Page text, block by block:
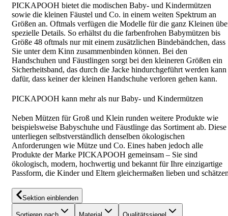
PICKAPOOH bietet die modischen Baby- und Kindermützen
sowie die kleinen Fäustel und Co. in einem weiten Spektrum an
Größen an. Oftmals verfügen die Modelle für die ganz Kleinen
spezielle Details. So erhältst du die farbenfrohen Babymützen bis
Größe 48 oftmals nur mit einem zusätzlichen Bindebändchen, dass
Sie unter dem Kinn zusammenbinden können. Bei den
Handschuhen und Fäustlingen sorgt bei den kleineren Größen ein
Sicherheitsband, das durch die Jacke hindurchgeführt werden kann
dafür, dass keiner der kleinen Handschuhe verloren gehen kann.
PICKAPOOH kann mehr als nur Baby- und Kindermützen
Neben Mützen für Groß und Klein runden weitere Produkte wie
beispielsweise Babyschuhe und Fäustlinge das Sortiment ab. Diese
unterliegen selbstverständlich denselben ökologischen
Anforderungen wie Mütze und Co. Eines haben jedoch alle
Produkte der Marke PICKAPOOH gemeinsam – Sie sind
ökologisch, modern, hochwertig und bekannt für Ihre einzigartige
Passform, die Kinder und Eltern gleichermaßen lieben und
Sektion einblenden